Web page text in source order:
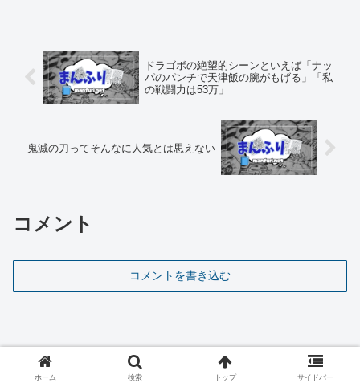
ドラゴボの絶望的シーンといえば「ナッ
パのパンチで天津飯の腕がもげる」「私
の戦闘力は53万」
鬼滅の刀ってそんなに人気とは思えない
コメント
コメントを書き込む
ホーム 検索 トップ サイドバー